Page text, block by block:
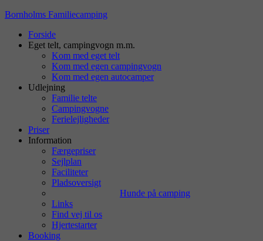
Bornholms Familiecamping
Forside
Eget telt, campingvogn m.m.
Kom med eget telt
Kom med egen campingvogn
Kom med egen autocamper
Udlejning
Familie telte
Campingvogne
Ferielejligheder
Priser
Information
Færgepriser
Sejlplan
Faciliteter
Pladsoversigt
Hunde på camping
Links
Find vej til os
Hjertestarter
Booking